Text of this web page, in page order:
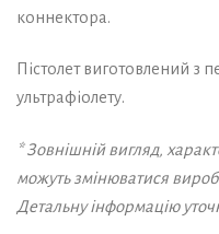
коннектора.
Пістолет виготовлений з
ультрафіолету.
* Зовнішній вигляд,
можуть змінюватися
Детальну інформацію